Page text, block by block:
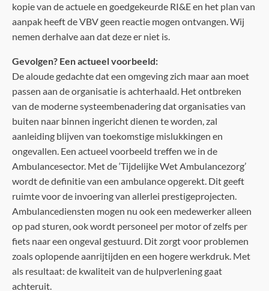
kopie van de actuele en goedgekeurde RI&E en het plan van
aanpak heeft de VBV geen reactie mogen ontvangen. Wij
nemen derhalve aan dat deze er niet is.
Gevolgen? Een actueel voorbeeld:
De aloude gedachte dat een omgeving zich maar aan moet
passen aan de organisatie is achterhaald. Het ontbreken
van de moderne systeembenadering dat organisaties van
buiten naar binnen ingericht dienen te worden, zal
aanleiding blijven van toekomstige mislukkingen en
ongevallen. Een actueel voorbeeld treffen we in de
Ambulancesector. Met de ‘Tijdelijke Wet Ambulancezorg’
wordt de definitie van een ambulance opgerekt. Dit geeft
ruimte voor de invoering van allerlei prestigeprojecten.
Ambulancediensten mogen nu ook een medewerker alleen
op pad sturen, ook wordt personeel per motor of zelfs per
fiets naar een ongeval gestuurd. Dit zorgt voor problemen
zoals oplopende aanrijtijden en een hogere werkdruk. Met
als resultaat: de kwaliteit van de hulpverlening gaat
achteruit.